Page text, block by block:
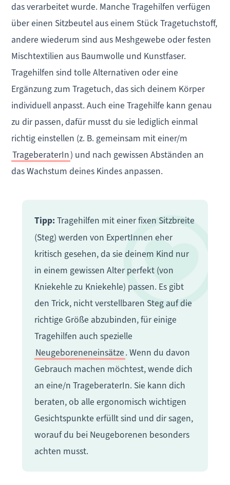
das verarbeitet wurde. Manche Tragehilfen verfügen
über einen Sitzbeutel aus einem Stück Tragetuchstoff,
andere wiederum sind aus Meshgewebe oder festen
Mischtextilien aus Baumwolle und Kunstfaser.
Tragehilfen sind tolle Alternativen oder eine
Ergänzung zum Tragetuch, das sich deinem Körper
individuell anpasst. Auch eine Tragehilfe kann genau
zu dir passen, dafür musst du sie lediglich einmal
richtig einstellen (z. B. gemeinsam mit einer/m
TrageberaterIn) und nach gewissen Abständen an
das Wachstum deines Kindes anpassen.
Tipp: Tragehilfen mit einer fixen Sitzbreite
(Steg) werden von ExpertInnen eher
kritisch gesehen, da sie deinem Kind nur
in einem gewissen Alter perfekt (von
Kniekehle zu Kniekehle) passen. Es gibt
den Trick, nicht verstellbaren Steg auf die
richtige Größe abzubinden, für einige
Tragehilfen auch spezielle
Neugeboreneneinsätze. Wenn du davon
Gebrauch machen möchtest, wende dich
an eine/n TrageberaterIn. Sie kann dich
beraten, ob alle ergonomisch wichtigen
Gesichtspunkte erfüllt sind und dir sagen,
worauf du bei Neugeborenen besonders
achten musst.